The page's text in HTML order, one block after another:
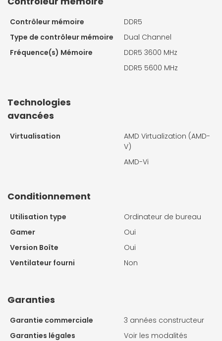
Contrôleur mémoire
DDR5
Type de contrôleur mémoire
Dual Channel
Fréquence(s) Mémoire
DDR5 3600 MHz
DDR5 5600 MHz
Technologies
avancées
Virtualisation
AMD Virtualization (AMD-
V)
AMD-Vi
Conditionnement
Utilisation type
Ordinateur de bureau
Gamer
Oui
Version Boîte
Oui
Ventilateur fourni
Non
Garanties
Garantie commerciale
3 années constructeur
Garanties légales
Voir les modalités